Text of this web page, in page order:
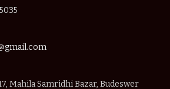
Mahila Samridhi Bazar, Budeswer